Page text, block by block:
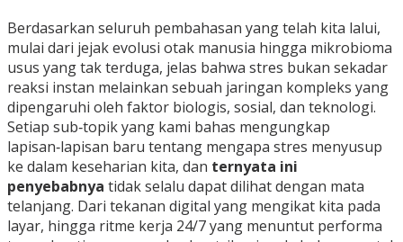
Berdasarkan seluruh pembahasan yang telah kita lalui,
mulai dari jejak evolusi otak manusia hingga mikrobioma
usus yang tak terduga, jelas bahwa stres bukan sekadar
reaksi instan melainkan sebuah jaringan kompleks yang
dipengaruhi oleh faktor biologis, sosial, dan teknologi.
Setiap sub‑topik yang kami bahas mengungkap
lapisan‑lapisan baru tentang mengapa stres menyusup
ke dalam keseharian kita, dan ternyata ini
penyebabnya tidak selalu dapat dilihat dengan mata
telanjang. Dari tekanan digital yang mengikat kita pada
layar, hingga ritme kerja 24/7 yang menuntut performa